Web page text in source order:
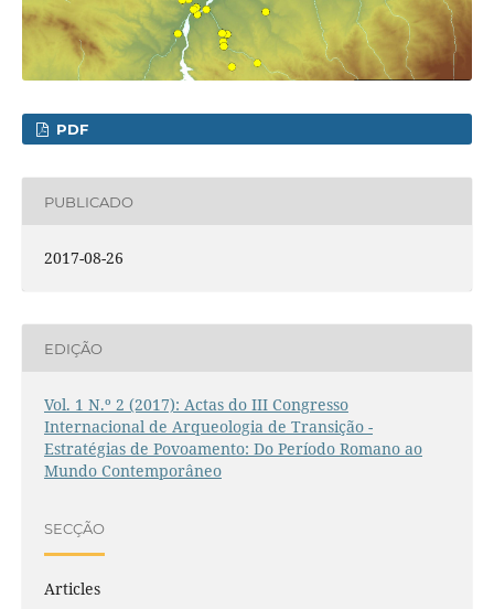
PDF
PUBLICADO
2017-08-26
EDIÇÃO
Vol. 1 N.º 2 (2017): Actas do III Congresso
Internacional de Arqueologia de Transição -
Estratégias de Povoamento: Do Período Romano ao
Mundo Contemporâneo
SECÇÃO
Articles